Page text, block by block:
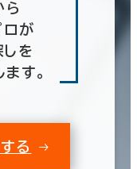
ら
ロが
を
す。
る